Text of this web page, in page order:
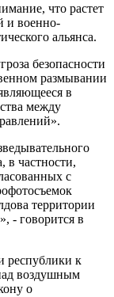
что растет
и военно-
альянса.
безопасности
размывании
в
между
в частности,
с
территории
- говорится в
республики к
воздушным
о